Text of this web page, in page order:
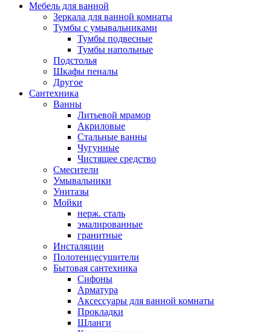
Мебель для ванной
Зеркала для ванной комнаты
Тумбы с умывальниками
Тумбы подвесные
Тумбы напольные
Подстолья
Шкафы пеналы
Другое
Сантехника
Ванны
Литьевой мрамор
Акриловые
Стальные ванны
Чугунные
Чистящее средство
Смесители
Умывальники
Унитазы
Мойки
нерж. сталь
эмалированные
гранитные
Инсталяции
Полотенцесушители
Бытовая сантехника
Сифоны
Арматура
Аксессуары для ванной комнаты
Прокладки
Шланги